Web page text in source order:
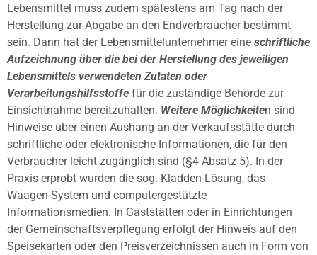
Lebensmittel muss zudem spätestens am Tag nach der
Herstellung zur Abgabe an den Endverbraucher bestimmt
sein. Dann hat der Lebensmittelunternehmer eine schriftliche
Aufzeichnung über die bei der Herstellung des jeweiligen
Lebensmittels verwendeten Zutaten oder
Verarbeitungshilfsstoffe für die zuständige Behörde zur
Einsichtnahme bereitzuhalten. Weitere Möglichkeiten sind
Hinweise über einen Aushang an der Verkaufsstätte durch
schriftliche oder elektronische Informationen, die für den
Verbraucher leicht zugänglich sind (§4 Absatz 5). In der
Praxis erprobt wurden die sog. Kladden-Lösung, das
Waagen-System und computergestützte
Informationsmedien. In Gaststätten oder in Einrichtungen
der Gemeinschaftsverpflegung erfolgt der Hinweis auf den
Speisekarten oder den Preisverzeichnissen auch in Form von